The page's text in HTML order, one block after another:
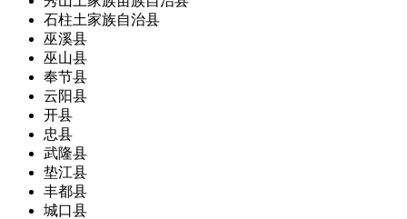
石柱土家族自治县
巫溪县
巫山县
奉节县
云阳县
开县
忠县
武隆县
垫江县
丰都县
城口县